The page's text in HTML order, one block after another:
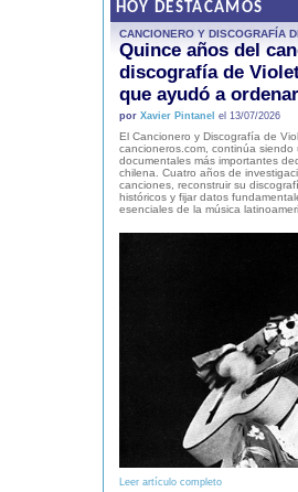
HOY DESTACAMOS
CANCIONERO Y DISCOGRAFÍA
Quince años del
discografía de
que ayudó a
por Xavier Pintanel el 13/07/2026
El Cancionero y Discografía de
cancioneros.com, continúa
documentales más importantes
chilena. Cuatro años de
canciones, reconstruir su
históricos y fijar datos
esenciales de la música
Leer artículo completo